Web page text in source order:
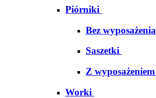
Piórniki
Bez wyposażenia
Saszetki
Z wyposażeniem
Worki